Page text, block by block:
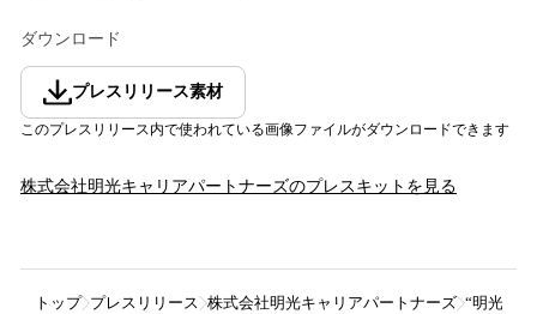
ダウンロード
プレスリリース素材
このプレスリリース内で使われている画像ファイルがダウンロードできます
株式会社明光キャリアパートナーズのプレスキットを見る
トップ プレスリリース 株式会社明光キャリアパートナーズ “明光式”